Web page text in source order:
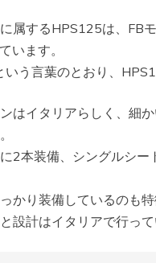
属するHPS125は、FB
います。
う言葉のとおり、
はイタリアらしく、細
2本装備、シングルシ
かり装備しているのも特
設計はイタリアで行っ